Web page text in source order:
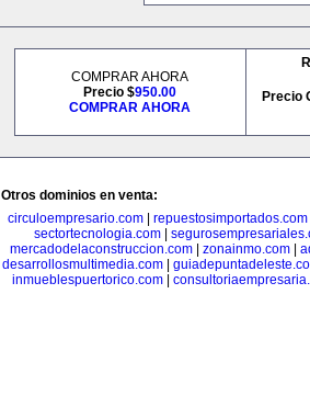
COMPRAR AHORA
Precio $950.00
COMPRAR AHORA
Precio
Otros dominios en venta:
circuloempresario.com| repuestosimportados.com
sectortecnologia.com
mercadodelaconstruccion.com
zonainmo.com
desarrollosmultimedia.com
inmueblespuertorico.com